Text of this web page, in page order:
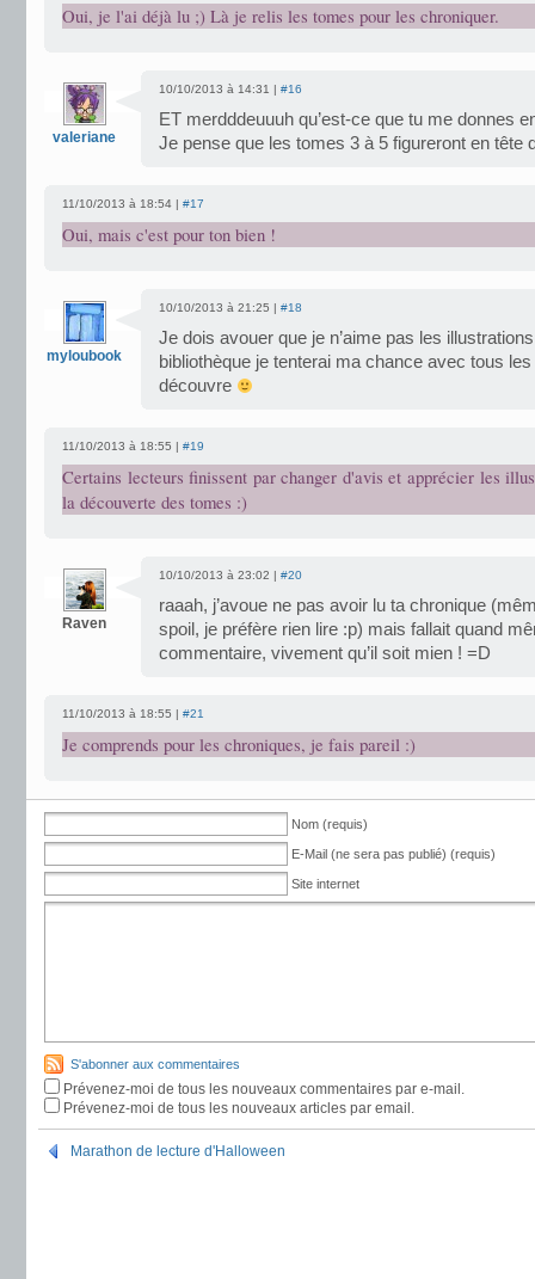
Oui, je l'ai déjà lu ;) Là je relis les tomes pour les chroniquer.
valeriane
10/10/2013 à 14:31 | #16
ET merdddeuuuh qu’est-ce que tu me donnes
Je pense que les tomes 3 à 5 figureront en tête
11/10/2013 à 18:54 | #17
Oui, mais c'est pour ton bien !
myloubook
10/10/2013 à 21:25 | #18
Je dois avouer que je n’aime pas les
bibliothèque je tenterai ma chance avec tous
découvre
11/10/2013 à 18:55 | #19
Certains lecteurs finissent par changer d'avis et apprécier les
la découverte des tomes :)
Raven
10/10/2013 à 23:02 | #20
raaah, j’avoue ne pas avoir lu ta chronique
spoil, je préfère rien lire :p) mais fallait quand
commentaire, vivement qu’il soit mien ! =D
11/10/2013 à 18:55 | #21
Je comprends pour les chroniques, je fais pareil :)
Nom (requis)
E-Mail (ne sera pas publié) (requis)
Site internet
S'abonner aux commentaires
Prévenez-moi de tous les nouveaux commentaires par e-mail.
Prévenez-moi de tous les nouveaux articles par email.
Marathon de lecture d'Halloween